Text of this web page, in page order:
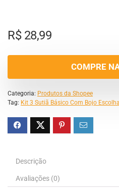
R$28,99
COMPRE
Categoria: Produtos da Shopee
Tag: Kit 3 Sutiã Básico Com Bojo
Descrição
Avaliações (0)